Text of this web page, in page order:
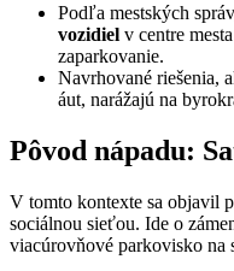
Podľa mestských
vozidiel v centre
zaparkovanie.
Navrhované riešenia,
áut, narážajú na
Pôvod nápadu:
V tomto kontexte sa objavil
sociálnou sieťou. Ide o
viacúrovňové parkovisko na